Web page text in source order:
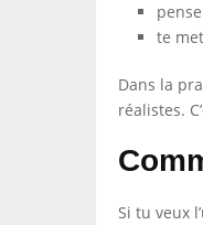
te
Dans la
réalistes.
Si tu veux